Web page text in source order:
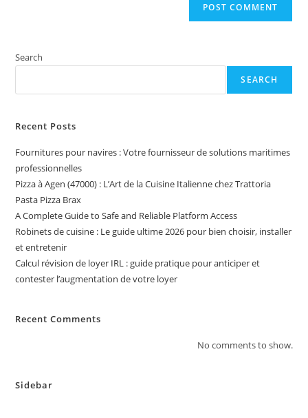
Search
SEARCH
Recent Posts
Fournitures pour navires : Votre fournisseur de solutions maritimes
professionnelles
Pizza à Agen (47000) : L’Art de la Cuisine Italienne chez Trattoria
Pasta Pizza Brax
A Complete Guide to Safe and Reliable Platform Access
Robinets de cuisine : Le guide ultime 2026 pour bien choisir, installer
et entretenir
Calcul révision de loyer IRL : guide pratique pour anticiper et
contester l’augmentation de votre loyer
Recent Comments
No comments to show.
Sidebar